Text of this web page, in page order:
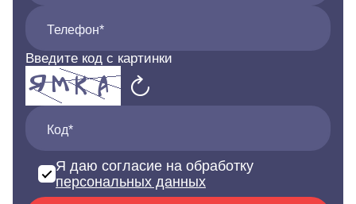
Телефон*
Введите код с картинки
Код*
Я даю согласие на обработку
персональных данных